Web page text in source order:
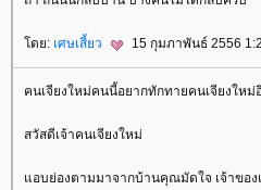
ดย: เศษเสี้ยว 15 กุมภาพันธ์ 2556
คนเจียงใหม่คนนี้อยากทักทายคนเจียงใหม่
สวัสดีเจ้าคนเจียงใหม่
อบย่องตามมาจากบ้านคุณมัดใจ เจ้าของ